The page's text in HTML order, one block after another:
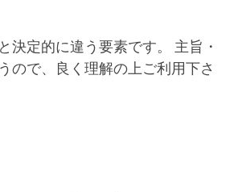
決定的に違う要素です。 主旨・
ので、良く理解の上ご利用下さ